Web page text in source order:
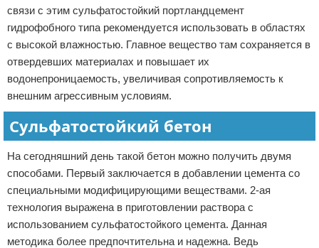
связи с этим сульфатостойкий портландцемент
гидрофобного типа рекомендуется использовать в областях
с высокой влажностью. Главное вещество там сохраняется в
отвердевших материалах и повышает их
водонепроницаемость, увеличивая сопротивляемость к
внешним агрессивным условиям.
Сульфатостойкий бетон
На сегодняшний день такой бетон можно получить двумя
способами. Первый заключается в добавлении цемента со
специальными модифицирующими веществами. 2-ая
технология выражена в приготовлении раствора с
использованием сульфатостойкого цемента. Данная
методика более предпочтительна и надежна. Ведь